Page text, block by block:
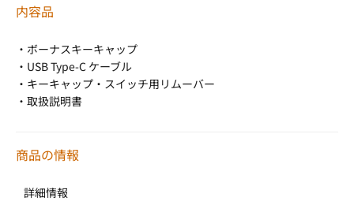
内容品
・ボーナスキーキャップ
・USB Type-C ケーブル
・キーキャップ・スイッチ用リムーバー
・取扱説明書
商品の情報
詳細情報